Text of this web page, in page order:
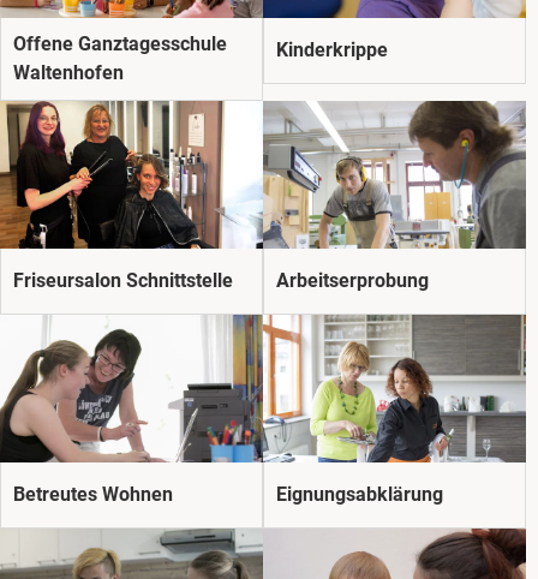
Offene Ganztagesschule
Waltenhofen
Kinderkrippe
Friseursalon Schnittstelle Arbeitserprobung
Betreutes Wohnen Eignungsabklärung